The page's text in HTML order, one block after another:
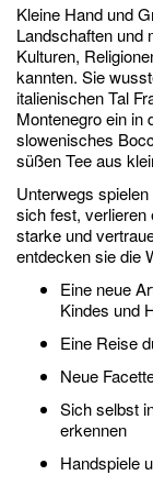
Kleine Hand und
Landschaften und
Kulturen,
kannten. Sie
italienischen Tal
Montenegro ein in
slowenisches
süßen Tee aus
Unterwegs
sich fest, verlieren
starke und
entdecken sie die
Eine neue
Kindes und
Eine Reise
Neue
Sich selbst
erkennen
Handspiele